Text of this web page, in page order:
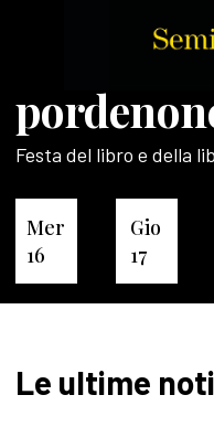
Festa del libro e della
Mer
16
Gio
17
Le ultime